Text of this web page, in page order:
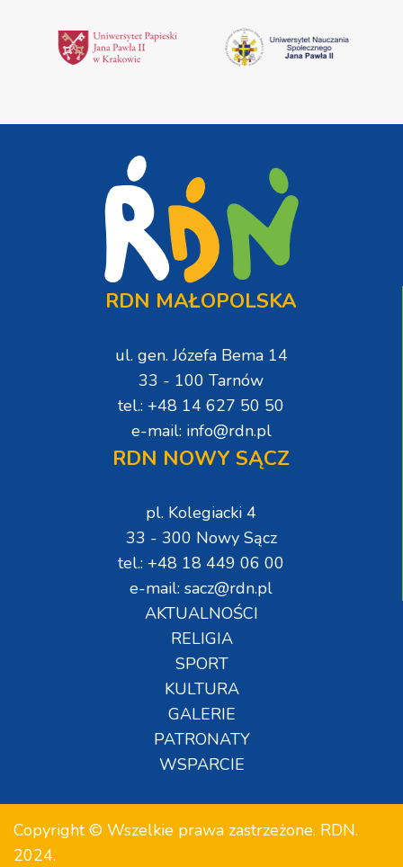
RDN MAŁOPOLSKA
ul. gen. Józefa Bema 14
33 - 100 Tarnów
tel.: +48 14 627 50 50
e-mail: info@rdn.pl
RDN NOWY SĄCZ
pl. Kolegiacki 4
33 - 300 Nowy Sącz
tel.: +48 18 449 06 00
e-mail: sacz@rdn.pl
AKTUALNOŚCI
RELIGIA
SPORT
KULTURA
GALERIE
PATRONATY
WSPARCIE
Copyright © Wszelkie prawa zastrzeżone. RDN.
2024.